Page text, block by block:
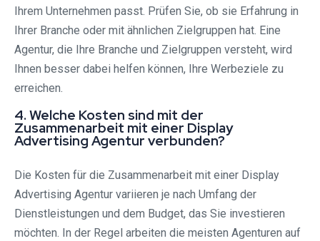
Ihrem Unternehmen passt. Prüfen Sie, ob sie Erfahrung in
Ihrer Branche oder mit ähnlichen Zielgruppen hat. Eine
Agentur, die Ihre Branche und Zielgruppen versteht, wird
Ihnen besser dabei helfen können, Ihre Werbeziele zu
erreichen.
4. Welche Kosten sind mit der
Zusammenarbeit mit einer Display
Advertising Agentur verbunden?
Die Kosten für die Zusammenarbeit mit einer Display
Advertising Agentur variieren je nach Umfang der
Dienstleistungen und dem Budget, das Sie investieren
möchten. In der Regel arbeiten die meisten Agenturen auf